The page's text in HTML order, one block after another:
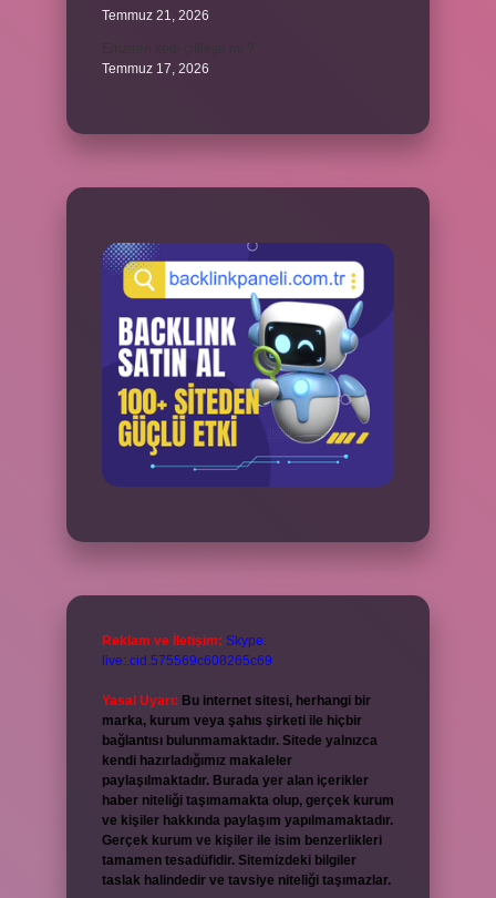
Temmuz 21, 2026
Temmuz 17, 2026
Reklam ve İletişim: Skype:
live:.cid.575569c608265c69
Yasal Uyarı: Bu internet sitesi, herhangi bir
marka, kurum veya şahıs şirketi ile hiçbir
bağlantısı bulunmamaktadır. Sitede yalnızca
kendi hazırladığımız makaleler
paylaşılmaktadır. Burada yer alan içerikler
haber niteliği taşımamakta olup, gerçek kurum
ve kişiler hakkında paylaşım yapılmamaktadır.
Gerçek kurum ve kişiler ile isim benzerlikleri
tamamen tesadüfidir. Sitemizdeki bilgiler
taslak halindedir ve tavsiye niteliği taşımazlar.